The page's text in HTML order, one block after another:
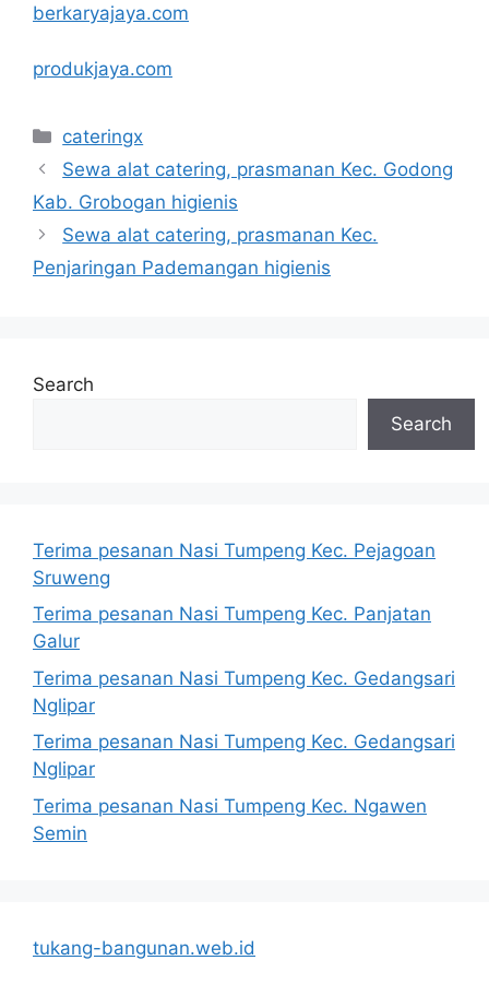
berkaryajaya.com
produkjaya.com
Categories
cateringx
Sewa alat catering, prasmanan Kec. Godong
Kab. Grobogan higienis
Sewa alat catering, prasmanan Kec.
Penjaringan Pademangan higienis
Search
Search
Terima pesanan Nasi Tumpeng Kec. Pejagoan
Sruweng
Terima pesanan Nasi Tumpeng Kec. Panjatan
Galur
Terima pesanan Nasi Tumpeng Kec. Gedangsari
Nglipar
Terima pesanan Nasi Tumpeng Kec. Gedangsari
Nglipar
Terima pesanan Nasi Tumpeng Kec. Ngawen
Semin
tukang-bangunan.web.id